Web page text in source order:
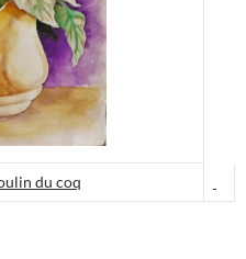
du coq